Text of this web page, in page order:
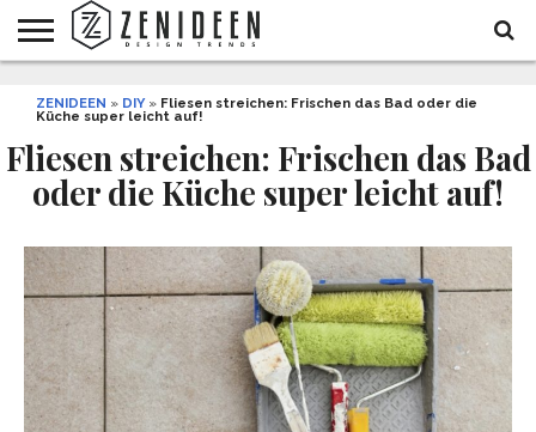
INNENDESIGN
ARCHITEKTUR
GARTEN
UND
LIFESTYLE
DEKO
&
DIY
STYLE
REZEPTE
GESUNDHEIT
WEIHNACHTEN
ZENIDEEN » DIY» Fliesen streichen: Frischen das Bad oder die
Küche super leicht auf!
Fliesen streichen: Frischen das Bad
oder die Küche super leicht auf!